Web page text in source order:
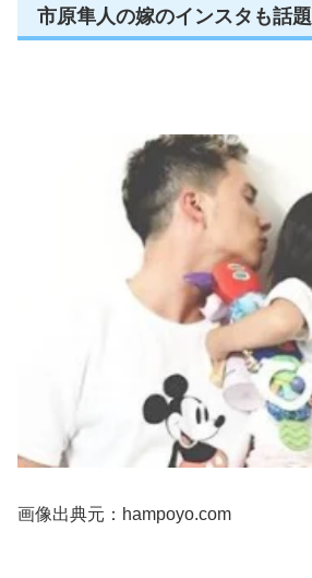
市原隼人の嫁のインスタも話題
画像出典元：hampoyo.com